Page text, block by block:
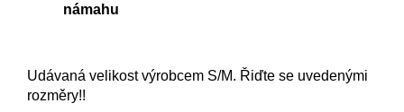
námahu
Udávaná velikost výrobcem S/M. Řiďte se uvedenými
rozměry!!